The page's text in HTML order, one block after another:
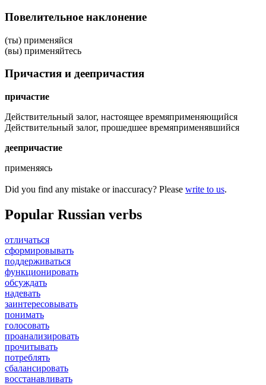
Повелительное наклонение
(ты) применяйся
(вы) применяйтесь
Причастия и деепричастия
причастие
Действительный залог, настоящее времяприменяющийся
Действительный залог, прошедшее времяприменявшийся
деепричастие
применяясь
Did you find any mistake or inaccuracy? Please write to us.
Popular Russian verbs
отличаться
сформировывать
поддерживаться
функционировать
обсуждать
надевать
заинтересовывать
понимать
голосовать
проанализировать
прочитывать
потреблять
сбалансировать
восстанавливать